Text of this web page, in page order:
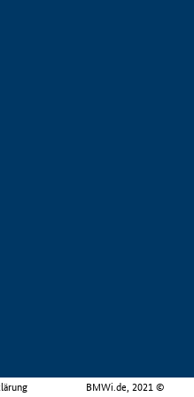
BMWi.de, 2021 ©